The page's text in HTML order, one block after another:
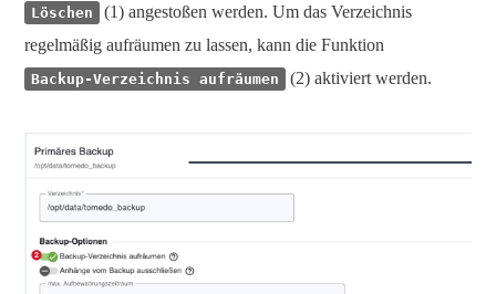
Löschen
(1) angestoßen werden. Um das Verzeichnis
regelmäßig aufräumen zu lassen, kann die Funktion
Backup-Verzeichnis aufräumen (2) aktiviert werden.